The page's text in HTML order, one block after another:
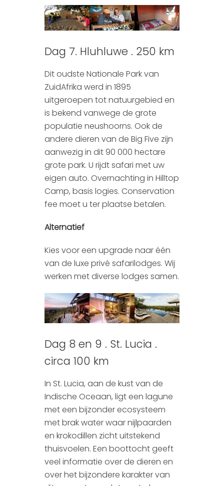
Dag 7. Hluhluwe . 250 km
Dit oudste Nationale Park van
ZuidAfrika werd in 1895
uitgeroepen tot natuurgebied en
is bekend vanwege de grote
populatie neushoorns. Ook de
andere dieren van de Big Five zijn
aanwezig in dit 90 000 hectare
grote park. U rijdt safari met uw
eigen auto. Overnachting in Hilltop
Camp, basis logies. Conservation
fee moet u ter plaatse betalen.
Alternatief
Kies voor een upgrade naar één
van de luxe privé safarilodges. Wij
werken met diverse lodges samen.
Dag 8 en 9 . St. Lucia .
circa 100 km
In St. Lucia, aan de kust van de
Indische Oceaan, ligt een lagune
met een bijzonder ecosysteem
met brak water waar nijlpaarden
en krokodillen zicht uitstekend
thuisvoelen. Een boottocht geeft
veel informatie over de dieren en
over het bijzondere karakter van